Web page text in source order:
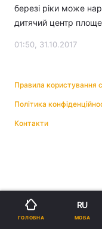
березі ріки може
дитячий центр
01:50, 31.10.2017
Правила користування
Політика
Контакти
ГОЛОВНА
RU
МОВА